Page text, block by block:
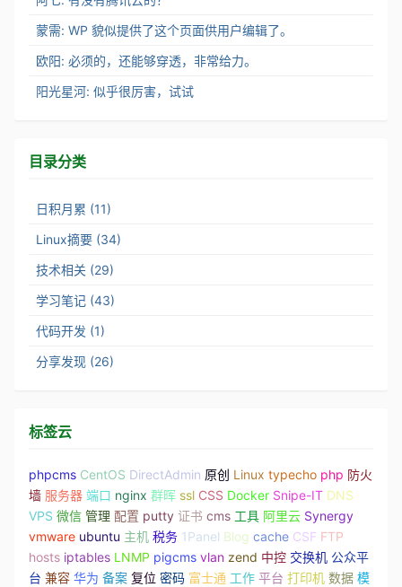
蒙需: WP 貌似提供了这个页面供用户编辑了。
欧阳: 必须的，还能够穿透，非常给力。
阳光星河: 似乎很厉害，试试
目录分类
日积月累 (11)
Linux摘要 (34)
技术相关 (29)
学习笔记 (43)
代码开发 (1)
分享发现 (26)
标签云
phpcms CentOS DirectAdmin 原创 Linux typecho php 防火
墙 服务器 端口 nginx 群晖 ssl CSS Docker Snipe-IT DNS
VPS 微信 管理 配置 putty 证书 cms 工具 阿里云 Synergy
vmware ubuntu 主机 税务 1Panel Blog cache CSF FTP
hosts iptables LNMP pigcms vlan zend 中控 交换机 公众平
台 兼容 华为 备案 复位 密码 富士通 工作 平台 打印机 数据 模